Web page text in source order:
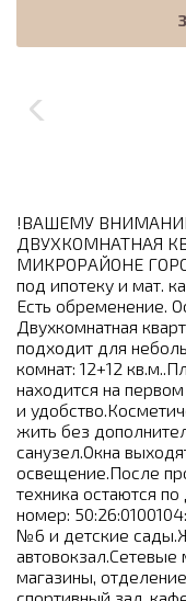
!ВАШЕМУ
ДВУХКОМНАТНАЯ
МИКРОРАЙОНЕ
под ипотеку и мат.
Есть обременение.
Двухкомнатная
подходит для
комнат: 12+12
находится на
и
жить без
санузел.Окна
освещение.После
техника остаются
номер:
№6 и детские
автовокзал.Сетевые
магазины,
спортивный зал,